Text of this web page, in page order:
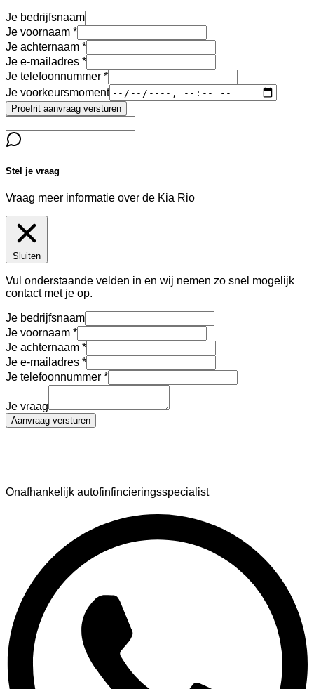
Je bedrijfsnaam
Je voornaam
Je achternaam
Je e-mailadres
Je telefoonnummer
Je voorkeursmoment
Proefrit aanvraag versturen
Stel je vraag
Vraag meer informatie over de Kia Rio
Sluiten
Vul onderstaande velden in en wij nemen zo snel mogelijk
contact met je op.
Je bedrijfsnaam
Je voornaam
Je achternaam
Je e-mailadres
Je telefoonnummer
Je vraag
Aanvraag versturen
Onafhankelijk autofinfincieringsspecialist